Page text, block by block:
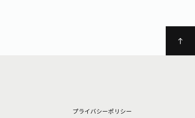
プライバシーポリシー